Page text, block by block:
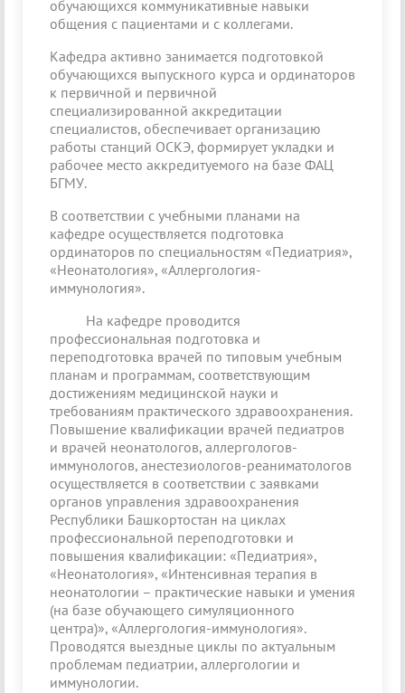
обучающихся коммуникативные навыки
общения с пациентами и с коллегами.
Кафедра активно занимается подготовкой
обучающихся выпускного курса и ординаторов
к первичной и первичной
специализированной аккредитации
специалистов, обеспечивает организацию
работы станций ОСКЭ, формирует укладки и
рабочее место аккредитуемого на базе ФАЦ
БГМУ.
В соответствии с учебными планами на
кафедре осуществляется подготовка
ординаторов по специальностям «Педиатрия»,
«Неонатология», «Аллергология-
иммунология».
На кафедре проводится
профессиональная подготовка и
переподготовка врачей по типовым учебным
планам и программам, соответствующим
достижениям медицинской науки и
требованиям практического здравоохранения.
Повышение квалификации врачей педиатров
и врачей неонатологов, аллергологов-
иммунологов, анестезиологов-реаниматологов
осуществляется в соответствии с заявками
органов управления здравоохранения
Республики Башкортостан на циклах
профессиональной переподготовки и
повышения квалификации: «Педиатрия»,
«Неонатология», «Интенсивная терапия в
неонатологии – практические навыки и умения
(на базе обучающего симуляционного
центра)», «Аллергология-иммунология».
Проводятся выездные циклы по актуальным
проблемам педиатрии, аллергологии и
иммунологии.